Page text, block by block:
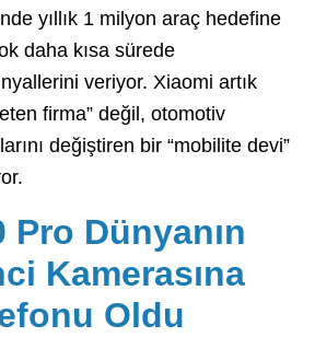
yıllık 1 milyon araç hedefine
daha kısa sürede
veriyor. Xiaomi artık
firma” değil, otomotiv
değiştiren bir “mobilite devi”
Pro Dünyanın
Kamerasına
Oldu